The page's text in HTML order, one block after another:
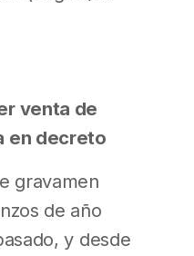
venta de
en decreto
gravamen
de año
y desde